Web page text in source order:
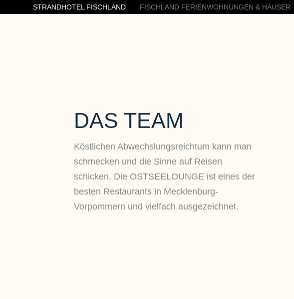
STRANDHOTEL FISCHLAND FISCHLAND FERIENWOHNUNGEN & HÄUSER
DAS TEAM
Köstlichen Abwechslungsreichtum kann man
schmecken und die Sinne auf Reisen
schicken. Die OSTSEELOUNGE ist eines der
besten Restaurants in Mecklenburg-
Vorpommern und vielfach ausgezeichnet.